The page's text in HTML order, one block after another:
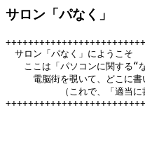
サロン「パなく」
サロン「パなく」にようこそ
ここは「パソコンに関する“な
電脳街を覗いて、どこに書い
（これで、「適当に書い